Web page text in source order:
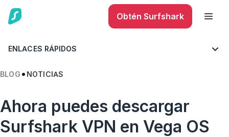
Obtén Surfshark
ENLACES RÁPIDOS
BLOG NOTICIAS
Ahora puedes descargar
Surfshark VPN en Vega OS